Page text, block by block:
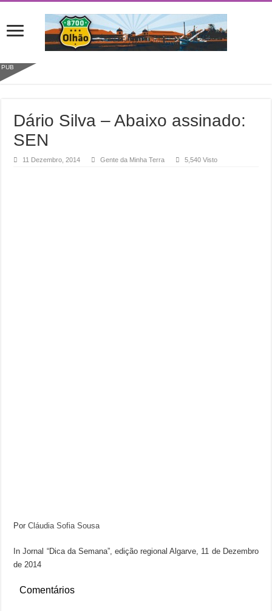
PUB
Dário Silva – Abaixo assinado:
SEN
11 Dezembro, 2014 Gente da Minha Terra 5,540 Visto
PorCláudia Sofia Sousa
In Jornal “Dica da Semana”, edição regional Algarve, 11 de Dezembro
de 2014
Comentários